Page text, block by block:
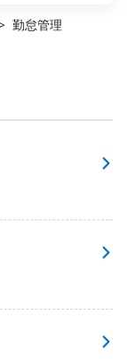
勤怠管理